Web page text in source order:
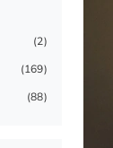
2
169
88